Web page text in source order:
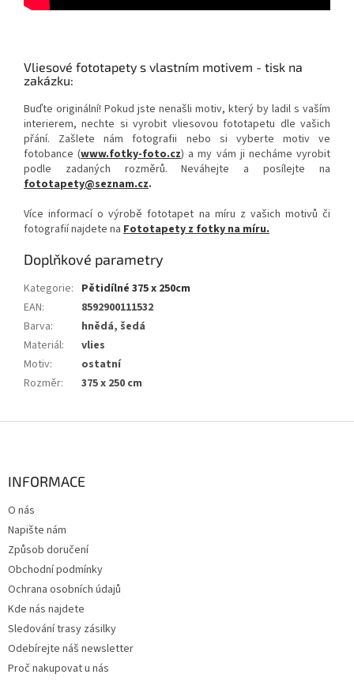
Vliesové fototapety s vlastním motivem - tisk na
zakázku:
Buďte originální! Pokud jste nenašli motiv, který by ladil s vaším
interierem, nechte si vyrobit vliesovou fototapetu dle vašich
přání. Zašlete nám fotografii nebo si vyberte motiv ve
fotobance (www.fotky-foto.cz) a my vám ji necháme vyrobit
podle zadaných rozměrů. Neváhejte a posílejte na
fototapety@seznam.cz.
Více informací o výrobě fototapet na míru z vašich motivů či
fotografií najdete na Fototapety z fotky na míru.
Doplňkové parametry
Kategorie: Pětidílné 375 x 250cm
EAN:
8592900111532
Barva:
hnědá, šedá
Materiál:
vlies
Motiv:
ostatní
Rozměr: 375 x 250 cm
INFORMACE
O nás
Napište nám
Způsob doručení
Obchodní podmínky
Ochrana osobních údajů
Kde nás najdete
Sledování trasy zásilky
Odebírejte náš newsletter
Proč nakupovat u nás